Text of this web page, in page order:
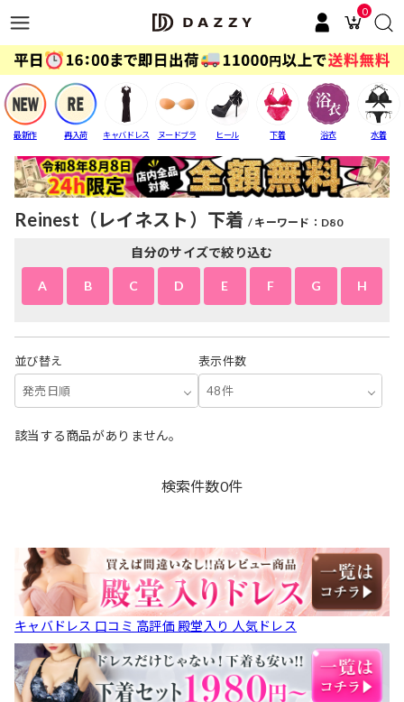
0
最新作 再入荷 キャバドレス ヌードブラ ヒール 下着 浴衣 水着
Reinest（レイネスト）下着 キーワード：D80
自分のサイズで絞り込む
A B C D E F G H
並び替え
発売日順
表示件数
48件
該当する商品がありません。
検索件数0件
キャバドレス 口コミ 高評価 殿堂入り 人気ドレス